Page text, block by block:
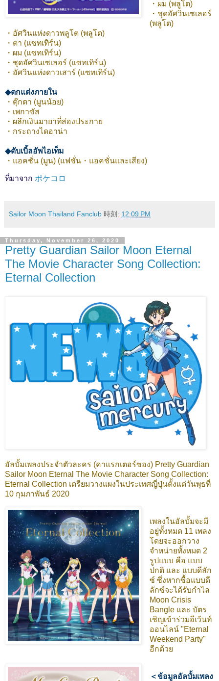
・ผม (พลูโต)
・ชุดอัศวินเซเลอร์
(พลูโต)
・อัศวินแห่งดาวพลูโต (พลูโต)
・ตา (แซทเทิร์น)
・ผม (แซทเทิร์น)
・ชุดอัศวินเซเลอร์ (แซทเทิร์น)
・อัศวินแห่งดาวเสาร์ (แซทเทิร์น)
◆ตกแต่งภายใน
・ตุ๊กตา (มูนน้อย)
・เพกาซัส
・ผลึกเงินมายาที่ส่องประกาย
・กระถางไดอาน่า
◆ดับเบิ้ลอัพไอเท็ม
・แอคชั่น (มูน) (แฟชั่น・แอคชั่นและเสียง)
ที่มาจาก ポケコロ
Sailor Moon Thailand Fanclub 時刻: 12:09 PM
Thursday, November 26, 2020
Pretty Guardian Sailor Moon Eternal
The Movie Character Song Collection:
Eternal Collection
อัลบั้มเพลงประจำตัวละคร (คาแรกเตอร์ซอง) Pretty Guardian
Sailor Moon Eternal The Movie Character Song Collection:
Eternal Collection เตรียมวางแผงในประเทศญี่ปุ่นตั้งแต่วันพุธที่
10 กุมภาพันธ์ 2020
เพลงในอัลบั้มจะมี
อยู่ทั้งหมด 11 เพลง
โดยจะออกวาง
จำหน่ายทั้งหมด 2
รูปแบบ คือ แบบ
ปกติ และ แบบดีลัก
ซ์ ซึ่งหากซื้อแบบดี
ลักซ์จะได้รับกำไล
Moon Crisis
Bangle และ บัตร
เชิญเข้าร่วมอีเว้นท์
ออนไลน์ "Eternal
Weekend Party"
อีกด้วย
＜ข้อมูลอัลบั้มเพลง